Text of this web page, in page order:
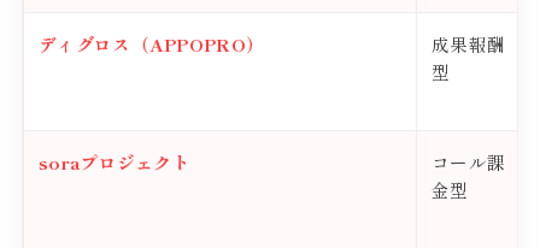
ディグロス（APPOPRO）
成果報酬
型
soraプロジェクト
コール課
金型